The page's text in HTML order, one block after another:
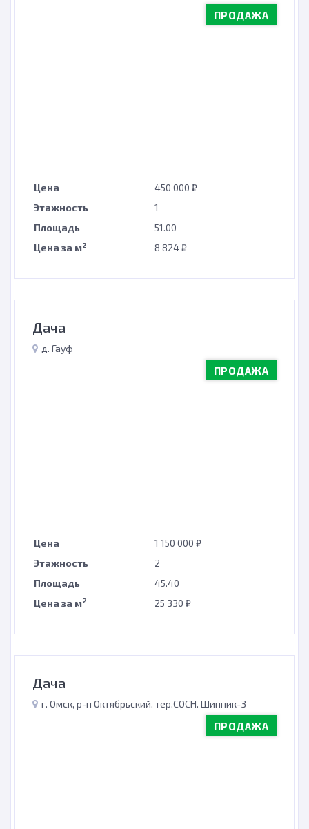
ПРОДАЖА
Цена
450 000 ₽
Этажность
1
Площадь
51.00
Цена за м2 8 824 ₽
Дача
д. Гауф
ПРОДАЖА
Цена
1 150 000 ₽
Этажность
2
Площадь
45.40
Цена за м2 25 330 ₽
Дача
г. Омск, р-н Октябрьский, тер.СОСН. Шинник-3
ПРОДАЖА